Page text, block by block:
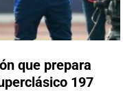
que prepara
197